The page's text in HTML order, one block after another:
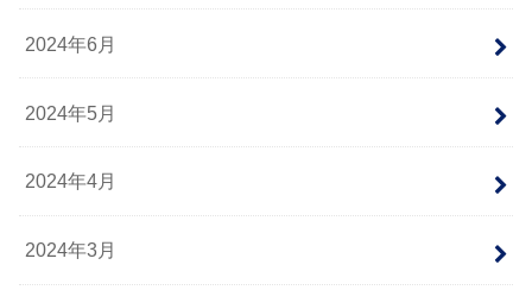
2024年6月
2024年5月
2024年4月
2024年3月